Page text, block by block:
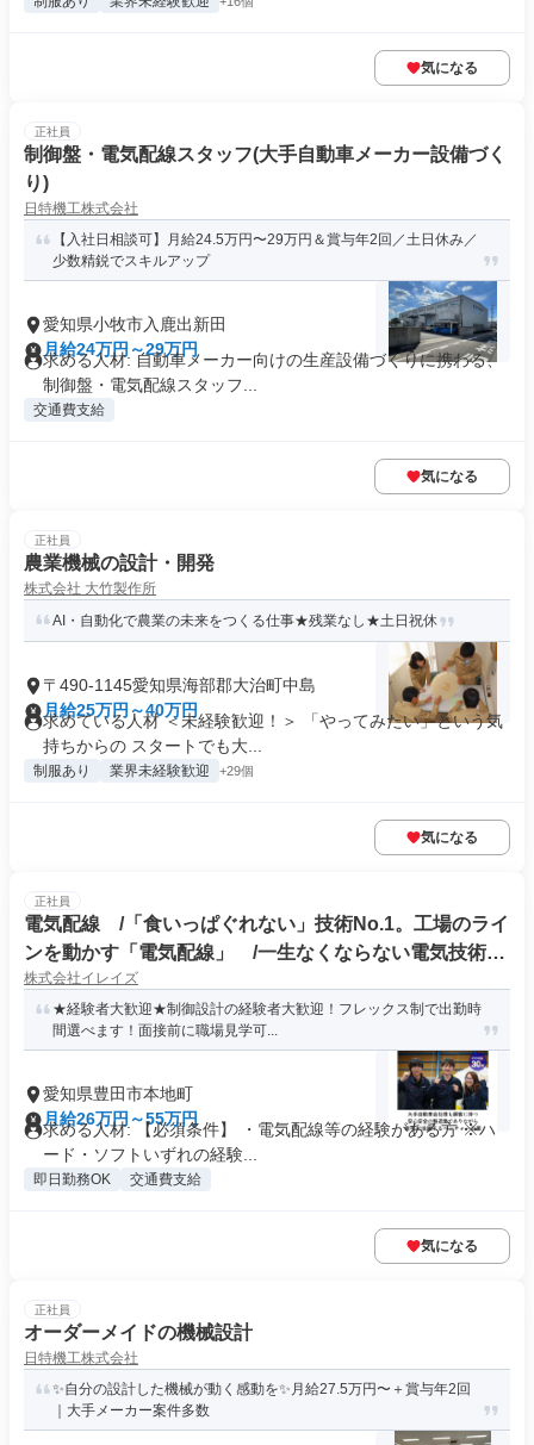
気になる
正社員
制御盤・電気配線スタッフ(大手自動車メーカー設備づく
り)
日特機工株式会社
【入社日相談可】月給24.5万円〜29万円＆賞与年2回／土日休み／
少数精鋭でスキルアップ
愛知県小牧市入鹿出新田
月給24万円～29万円
求める人材: 自動車メーカー向けの生産設備づくりに携わる、
制御盤・電気配線スタッフ...
交通費支給
気になる
正社員
農業機械の設計・開発
株式会社 大竹製作所
AI・自動化で農業の未来をつくる仕事★残業なし★土日祝休
〒490-1145愛知県海部郡大治町中島
月給25万円～40万円
求めている人材 ＜未経験歓迎！＞ 「やってみたい」という気
持ちからの スタートでも大...
制服あり 業界未経験歓迎 +29個
気になる
正社員
電気配線 /「食いっぱぐれない」技術No.1。工場のライ
ンを動かす「電気配線」 /一生なくならない電気技術を
習得 /日本語レベルN2以上が必要です。
株式会社イレイズ
★経験者大歓迎★制御設計の経験者大歓迎！フレックス制で出勤時
間選べます！面接前に職場見学可...
愛知県豊田市本地町
月給26万円～55万円
求める人材: 【必須条件】 ・電気配線等の経験がある方 ※ハ
ード・ソフトいずれの経験...
即日勤務OK 交通費支給
気になる
正社員
オーダーメイドの機械設計
日特機工株式会社
✨自分の設計した機械が動く感動を✨月給27.5万円〜＋賞与年2回
｜大手メーカー案件多数